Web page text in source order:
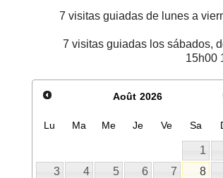
7 visitas guiadas de lunes a
7 visitas guiadas los sábados,
15h00
Août 2026
Lu Ma Me Je Ve Sa
1
3
4 5 6 7 8